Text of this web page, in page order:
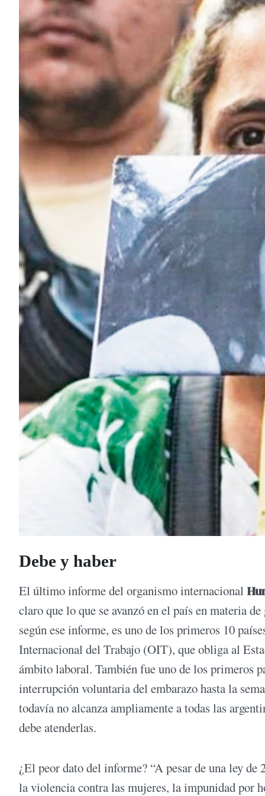
Debe y haber
El último informe del organismo internacional
claro que lo que se avanzó en el país en materia
según ese informe, es uno de los primeros 10
Internacional del Trabajo (OIT), que obliga al
ámbito laboral. También fue uno de los primeros
interrupción voluntaria del embarazo hasta la
todavía no alcanza ampliamente a todas las
debe atenderlas.
¿El peor dato del informe? “A pesar de una ley
la violencia contra las mujeres, la impunidad por